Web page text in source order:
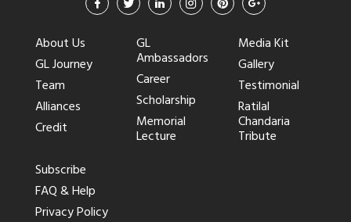
About Us
GL Journey
Team
Alliances
Credit
GL
Ambassadors
Career
Scholarship
Memorial
Lecture
Media Kit
Gallery
Testimonial
Ratilal
Chandaria
Tribute
Subscribe
FAQ & Help
Privacy Policy